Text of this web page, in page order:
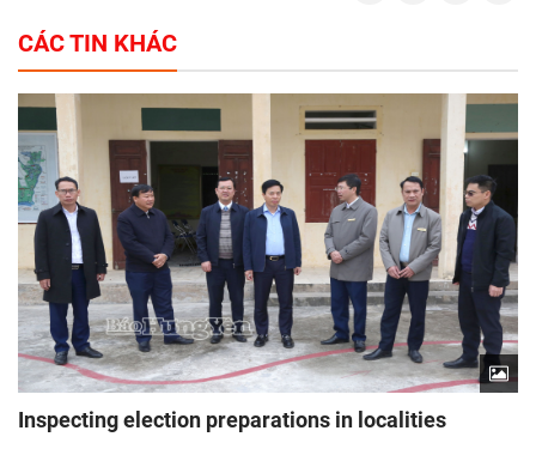
CÁC TIN KHÁC
Inspecting election preparations in localities